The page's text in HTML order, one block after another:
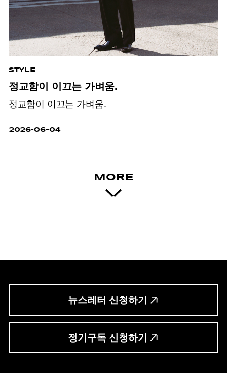
STYLE
정교함이 이끄는 가벼움.
정교함이 이끄는 가벼움.
2026-06-04
MORE
뉴스레터 신청하기
정기구독 신청하기